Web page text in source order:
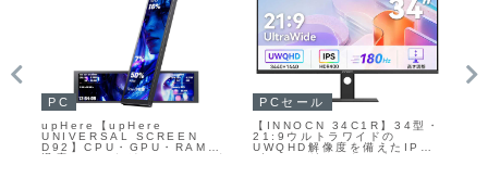
ガジェットセール
【ハイセンス 75E80S】広視
野角・低反射パネルや165Hz
対応ゲームモード Pro、
2.1.2ch・最大60Wの空間サ
ガジェットセール
【RORRY AuraDock（M1-
5000）】スマートフォン、
Apple Watch、AirPods、
そして着脱式モバイルバッテ